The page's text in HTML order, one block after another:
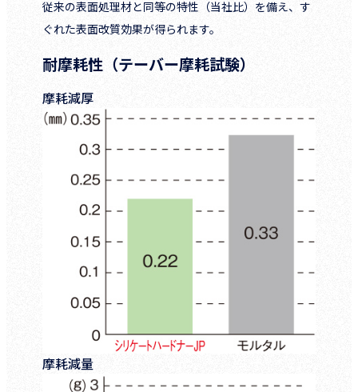
従来の表面処理材と同等の特性（当社比）を備え、す
ぐれた表面改質効果が得られます。
耐摩耗性（テーバー摩耗試験）
摩耗減厚
摩耗減量